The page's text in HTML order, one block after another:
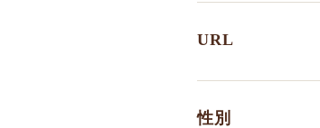
URL
性別